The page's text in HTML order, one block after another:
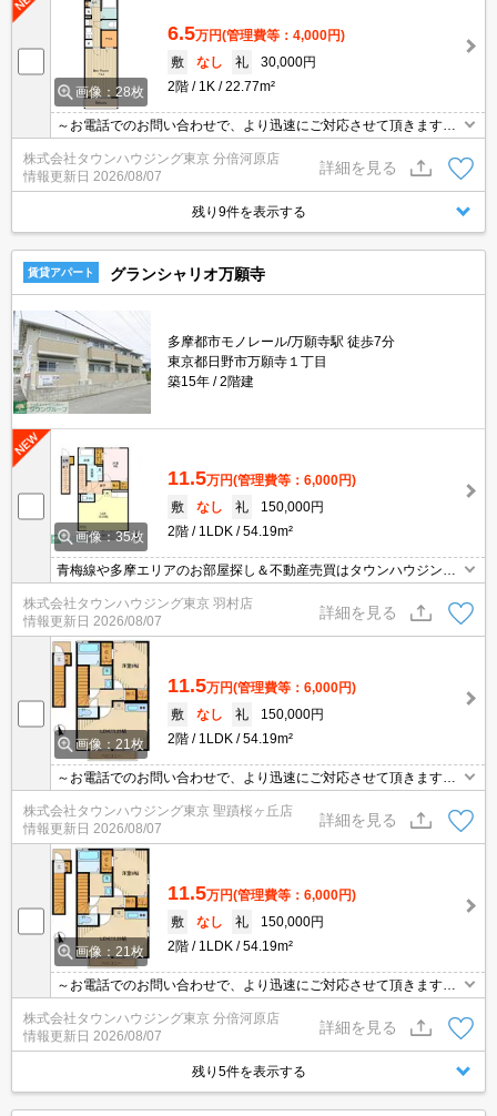
画像：28枚
6.5万円(管理費等：4,000円)
敷
なし 礼
30,000円
2階
1K 22.77m²
～お電話でのお問い合わせで、より迅速にご対応させて頂きます～
地域密着タウンハウジングまで～
株式会社タウンハウジング東京 分倍河原店
情報更新日 2026/08/07
詳細を見る
残り9件を表示する
賃貸アパート グランシャリオ万願寺
多摩都市モノレール/万願寺駅 徒歩7分
東京都日野市万願寺１丁目
築15年
2階建
画像：35枚
11.5万円(管理費等：6,000円)
敷
なし 礼
150,000円
2階
1LDK 54.19m²
青梅線や多摩エリアのお部屋探し＆不動産売買はタウンハウジング
羽村店にお任せを！ご来店時無料駐車場ご用意あります！
株式会社タウンハウジング東京 羽村店
情報更新日 2026/08/07
詳細を見る
画像：21枚
11.5万円(管理費等：6,000円)
敷
なし 礼
150,000円
2階
1LDK 54.19m²
～お電話でのお問い合わせで、より迅速にご対応させて頂きます～
地域密着タウンハウジングまで～
株式会社タウンハウジング東京 聖蹟桜ヶ丘店
情報更新日 2026/08/07
詳細を見る
画像：21枚
11.5万円(管理費等：6,000円)
敷
なし 礼
150,000円
2階
1LDK 54.19m²
～お電話でのお問い合わせで、より迅速にご対応させて頂きます～
地域密着タウンハウジングまで～
株式会社タウンハウジング東京 分倍河原店
情報更新日 2026/08/07
詳細を見る
残り5件を表示する